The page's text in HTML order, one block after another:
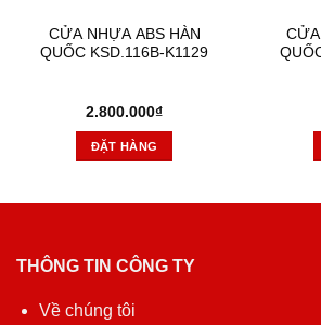
CỬA NHỰA ABS HÀN
QUỐC KSD.116B-K1129
2.800.000₫
ĐẶT HÀNG
THÔNG TIN CÔNG TY
Về chúng tôi